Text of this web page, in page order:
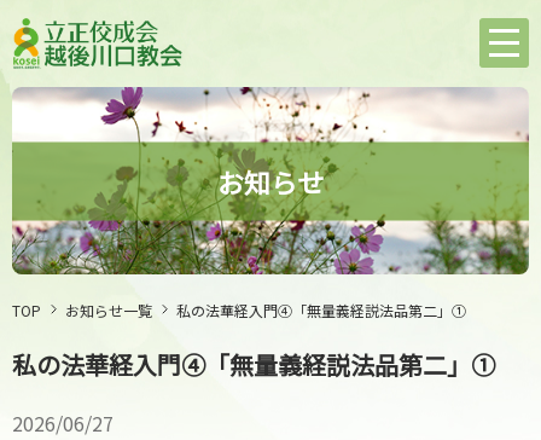
お知らせ
TOP お知らせ一覧 私の法華経入門④「無量義経説法品第二」①
私の法華経入門④「無量義経説法品第二」①
2026/06/27